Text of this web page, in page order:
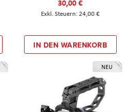
30,00 €
24,00 €
IN DEN WARENKORB
NEU